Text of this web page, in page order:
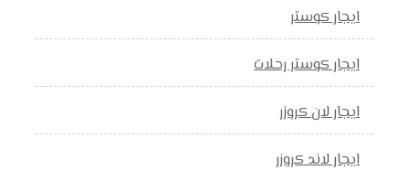
ايجار كوستر
ايجار كوستر رحلات
ايجار لان كروزر
ايجار لاند كروزر